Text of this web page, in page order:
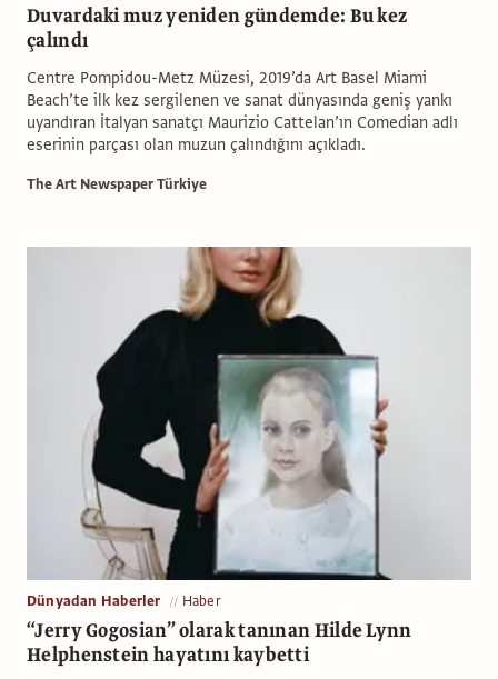
Duvardaki muz yeniden gündemde: Bu kez
çalındı
Centre Pompidou-Metz Müzesi, 2019’da Art Basel Miami
Beach’te ilk kez sergilenen ve sanat dünyasında geniş yankı
uyandıran İtalyan sanatçı Maurizio Cattelan’ın Comedian adlı
eserinin parçası olan muzun çalındığını açıkladı.
The Art Newspaper Türkiye
Dünyadan Haberler Haber
“Jerry Gogosian” olarak tanınan Hilde Lynn
Helphenstein hayatını kaybetti